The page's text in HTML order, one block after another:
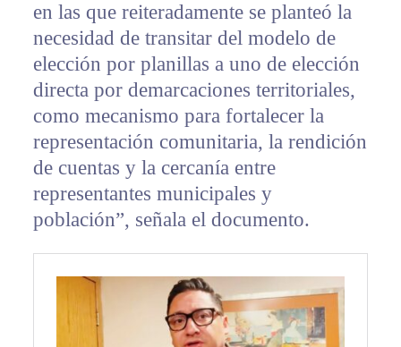
en las que reiteradamente se planteó la
necesidad de transitar del modelo de
elección por planillas a uno de elección
directa por demarcaciones territoriales,
como mecanismo para fortalecer la
representación comunitaria, la rendición
de cuentas y la cercanía entre
representantes municipales y
población”, señala el documento.